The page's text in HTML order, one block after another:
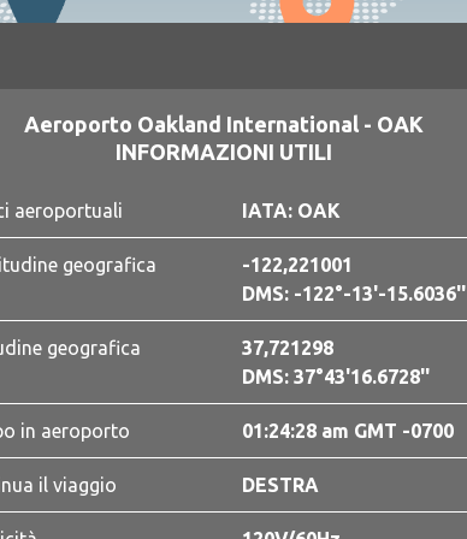
Aeroporto Oakland International - OAK
INFORMAZIONI UTILI
aeroportuali IATA: OAK
geografica
-122,221001
DMS: -122°-13'-15.6036''
geografica
37,721298
DMS: 37°43'16.6728''
in aeroporto 01:24:29 am GMT -0700
il viaggio DESTRA